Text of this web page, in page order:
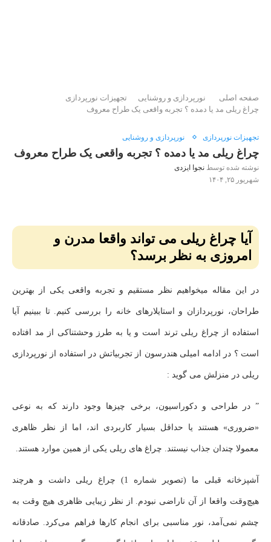
صفحه اصلی نورپردازی و روشنایی
تجهیزات نورپردازی
چراغ ریلی مد یا دمده ؟ تجربه واقعی یک طراح معروف
تجهیزات نورپردازی نورپردازی و روشنایی
چراغ ریلی مد یا دمده ؟ تجربه واقعی یک طراح معروف
نوشته شده توسط نجوا ایزدی
شهریور ۲۵, ۱۴۰۴
آیا چراغ ریلی می‌ تواند واقعا مدرن و
امروزی به نظر برسد؟
در این مقاله میخواهیم نظر مستقیم و تجربه واقعی یکی از بهترین
طراحان، نورپردازان و استایلارهای خانه را بررسی کنیم. تا ببینیم آیا
استفاده از چراغ ریلی ترند است و یا به طرز وحشتناکی از مد افتاده
است ؟ در ادامه امیلی هندرسون از تجربیاتش در استفاده از نورپردازی
ریلی در منزلش می گوید :
” در طراحی و دکوراسیون، برخی چیزها وجود دارند که به نوعی
«ضروری» هستند یا حداقل بسیار کاربردی ‌اند، اما از نظر ظاهری
معمولا چندان جذاب نیستند. چراغ ‌های ریلی یکی از همین موارد هستند.
آشپزخانه قبلی ما (تصویر شماره 1) چراغ ریلی داشت و هرچند
هیچ‌وقت واقعا از آن ناراضی نبودم. از نظر زیبایی ظاهری هیچ وقت به
چشم نمی‌آمد، نور مناسبی برای انجام کارها فراهم می‌کرد. صادقانه